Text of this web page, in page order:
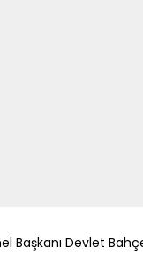
Başkanı Devlet